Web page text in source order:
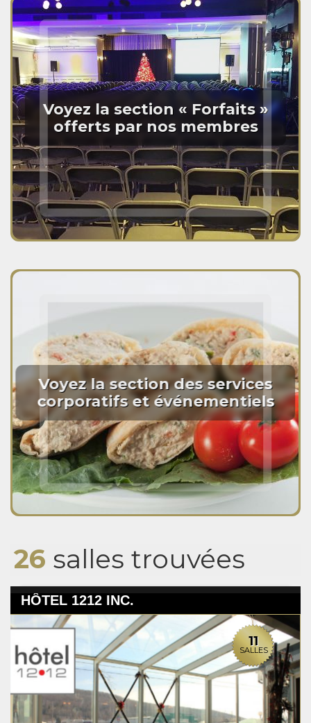
Voyez la section « Forfaits »
offerts par nos membres
Voyez la section des services
corporatifs et événementiels
26 salles trouvées
HÔTEL 1212 INC.
11
SALLES